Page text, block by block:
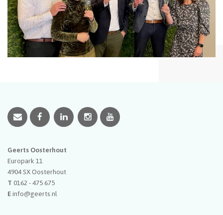
Geerts Oosterhout
Europark 11
4904 SXOosterhout
T 0162 - 475 675
Einfo@geerts.nl